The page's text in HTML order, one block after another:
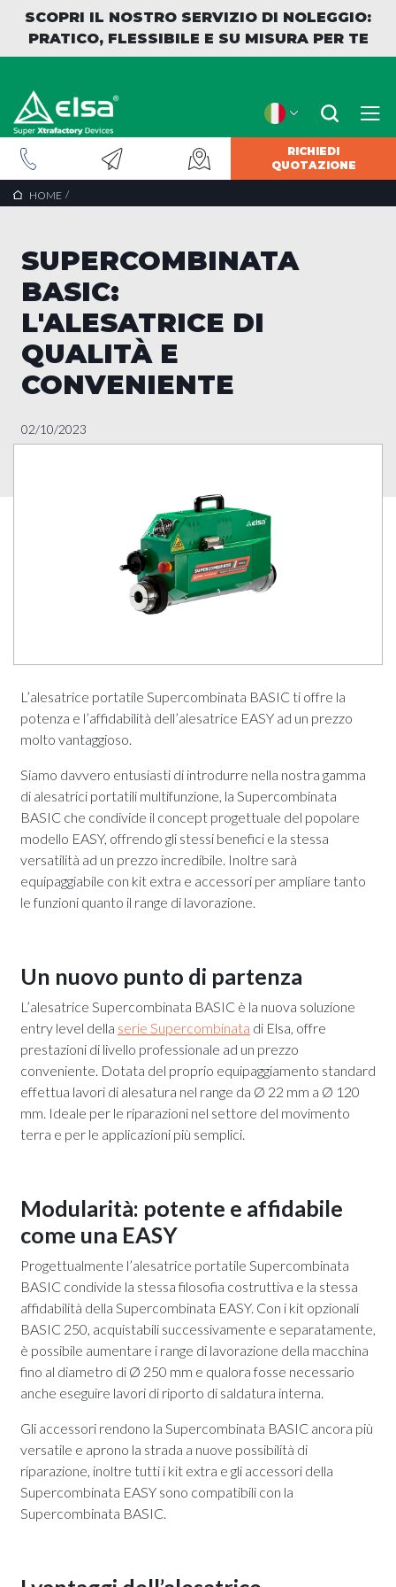
SCOPRI IL NOSTRO SERVIZIO DI NOLEGGIO:
PRATICO, FLESSIBILE E SU MISURA PER TE
RICHIEDI
QUOTAZIONE
HOME /INDIETRO
SUPERCOMBINATA
BASIC:
L'ALESATRICE DI
QUALITÀ E
CONVENIENTE
02/10/2023
L’alesatrice portatile Supercombinata BASIC ti offre la
potenza e l’affidabilità dell’alesatrice EASY ad un prezzo
molto vantaggioso.
Siamo davvero entusiasti di introdurre nella nostra gamma
di alesatrici portatili multifunzione, la Supercombinata
BASIC che condivide il concept progettuale del popolare
modello EASY, offrendo gli stessi benefici e la stessa
versatilità ad un prezzo incredibile. Inoltre sarà
equipaggiabile con kit extra e accessori per ampliare tanto
le funzioni quanto il range di lavorazione.
Un nuovo punto di partenza
L’alesatrice Supercombinata BASIC è la nuova soluzione
entry level della serie Supercombinata di Elsa, offre
prestazioni di livello professionale ad un prezzo
conveniente. Dotata del proprio equipaggiamento standard
effettua lavori di alesatura nel range da Ø 22 mm a Ø 120
mm. Ideale per le riparazioni nel settore del movimento
terra e per le applicazioni più semplici.
Modularità: potente e affidabile
come una EASY
Progettualmente l’alesatrice portatile Supercombinata
BASIC condivide la stessa filosofia costruttiva e la stessa
affidabilità della Supercombinata EASY. Con i kit opzionali
BASIC 250, acquistabili successivamente e separatamente,
è possibile aumentare i range di lavorazione della macchina
fino al diametro di Ø 250 mm e qualora fosse necessario
anche eseguire lavori di riporto di saldatura interna.
Gli accessori rendono la Supercombinata BASIC ancora più
versatile e aprono la strada a nuove possibilità di
riparazione, inoltre tutti i kit extra e gli accessori della
Supercombinata EASY sono compatibili con la
Supercombinata BASIC.